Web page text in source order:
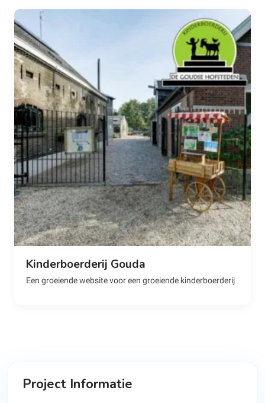
Kinderboerderij Gouda
Een groeiende website voor een groeiende kinderboerderij
Project Informatie